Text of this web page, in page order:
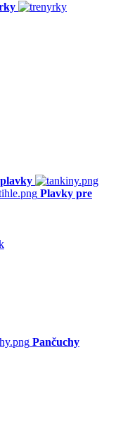
Plavky pre
Pančuchy